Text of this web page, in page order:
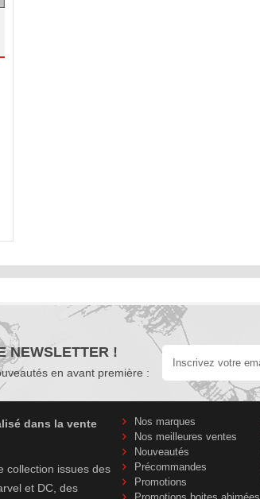
NEWSLETTER !
en avant première :
dans la vente
collection issues des
et DC, des
Nos marques
Nos meilleures ventes
Nouveautés
Précommandes
Promotions